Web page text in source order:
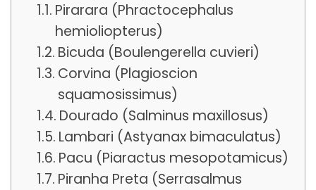
Pirarara (Phractocephalus
hemioliopterus)
Bicuda (Boulengerella cuvieri)
Corvina (Plagioscion
squamosissimus)
Dourado (Salminus maxillosus)
Lambari (Astyanax bimaculatus)
Pacu (Piaractus mesopotamicus)
Piranha Preta (Serrasalmus